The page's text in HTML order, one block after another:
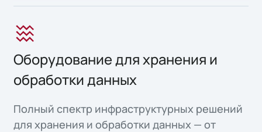
Оборудование для хранения и
обработки данных
Полный спектр инфраструктурных решений
для хранения и обработки данных — от